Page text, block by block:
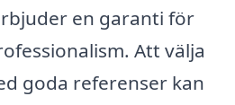
en garanti för
Att välja
goda referenser kan